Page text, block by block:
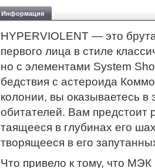
Информация
HYPERVIOLENT — это
первого лица в стиле
но с элементами System
бедствия с астероида
колонии, вы оказываетесь
обитателей. Вам предстоит
таящееся в глубинах его
творящееся в его
Что привело к тому, что